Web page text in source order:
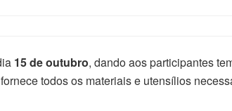
15 de outubro, dando aos participantes
todos os materiais e utensílios